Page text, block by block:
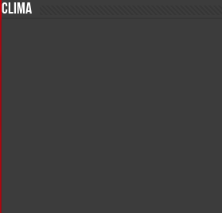
CLIMA